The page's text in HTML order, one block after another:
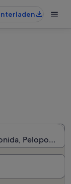
Peloponnes